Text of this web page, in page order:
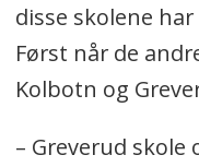
disse skolene
Først når de
Kolbotn og
– Greverud skole